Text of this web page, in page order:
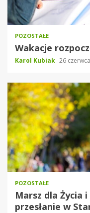
POZOSTAŁE
Wakacje
Karol Kubiak 26
POZOSTAŁE
Marsz dla Życia
przesłanie w